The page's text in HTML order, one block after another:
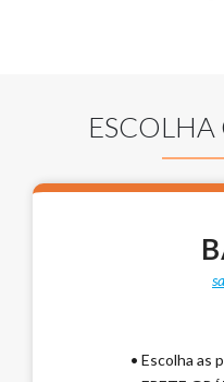
ESCOLHA
• Escolha as